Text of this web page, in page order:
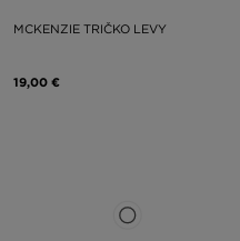
MCKENZIE TRIČKO LEVY
19,00 €